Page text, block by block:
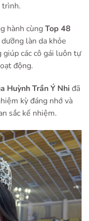
trình.
hành cùngTop 48
làn da khỏe
các cô gái luôn tự
động.
Huỳnh Trần Ý Nhiđã
kỳ đáng nhớ và
sắc kế nhiệm.